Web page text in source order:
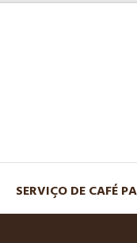
SERVIÇO DE CAFÉ